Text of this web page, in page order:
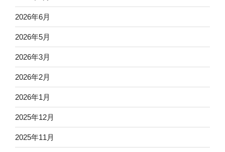
2026年6月
2026年5月
2026年3月
2026年2月
2026年1月
2025年12月
2025年11月